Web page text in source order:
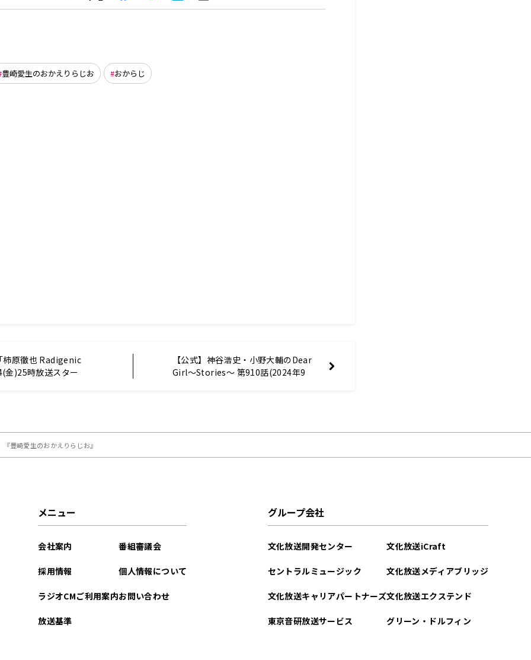
豊崎愛生のおかえりらじお おからじ
原徹也 Radigenic
)25時放送スター
【公式】神谷浩史・小野大輔のDear
Girl〜Stories〜 第910話(2024年9
豊崎愛生のおかえりらじお』
メニュー
会社案内
採用情報
ラジオCMご利用案内
放送基準
番組審議会
個人情報について
お問い合わせ
グループ会社
文化放送開発センター
セントラルミュージック
文化放送キャリアパートナーズ
東京音研放送サービス
文化放送iCraft
文化放送メディアブリッジ
文化放送エクステンド
グリーン・ドルフィン